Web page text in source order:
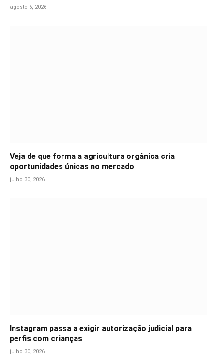
agosto 5, 2026
Veja de que forma a agricultura orgânica cria
oportunidades únicas no mercado
julho 30, 2026
Instagram passa a exigir autorização judicial para
perfis com crianças
julho 30, 2026